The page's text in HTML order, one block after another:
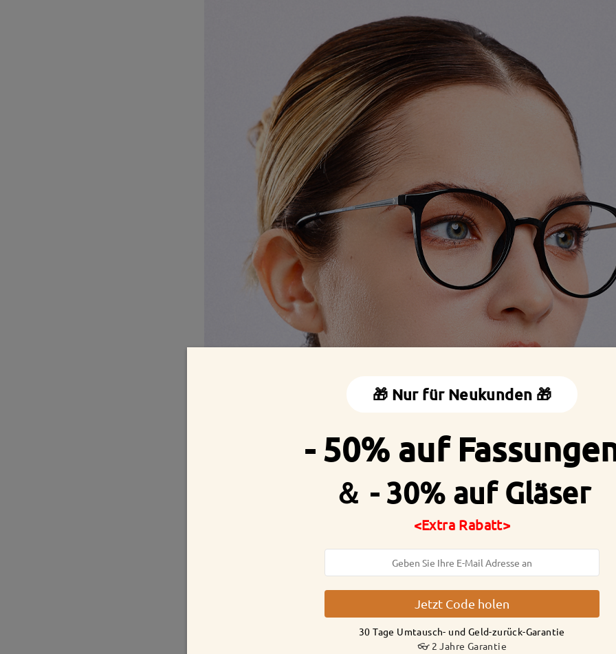
🎁 Nur für Neukunden 🎁
- 50% auf
＆ - 30% auf Gläser
<Extra Rabatt>
Jetzt Code holen
30 Tage Umtausch- und Geld-zurück-Garantie
👓 2 Jahre Garantie